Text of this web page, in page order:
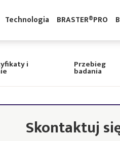
Technologia
i Przebieg
badania
Skontaktuj